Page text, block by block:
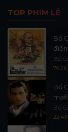
TOP PHIM LẺ
Bố
điển
Bố
Bố
Bố